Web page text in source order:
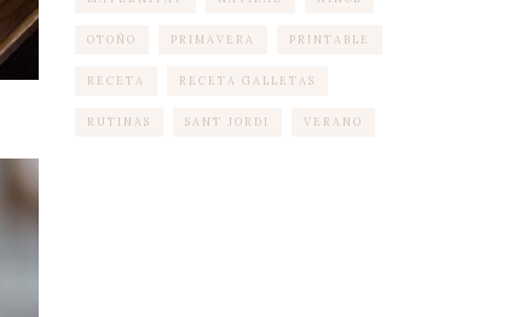
OTOÑO PRIMAVERA PRINTABLE
RECETA RECETA GALLETAS
RUTINAS SANT JORDI VERANO